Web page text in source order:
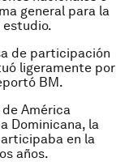
general para la
estudio.
de participación
ligeramente por
BM.
América
Dominicana, la
en la
años.